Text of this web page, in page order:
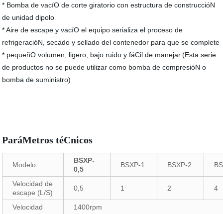
* Bomba de vacíO de corte giratorio con estructura de construccióN
de unidad dipolo
* Aire de escape y vacíO el equipo serializa el proceso de
refrigeracióN, secado y sellado del contenedor para que se complete
* pequeñO volumen, ligero, bajo ruido y fáCil de manejar.(Esta serie
de productos no se puede utilizar como bomba de compresióN o
bomba de suministro)
ParáMetros téCnicos
Modelo
BSXP-
0,5
BSXP-1 BSXP-2
Velocidad de
escape (L/S)
0,5 1 2 4
Velocidad 1400rpm